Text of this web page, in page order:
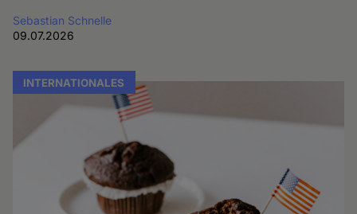
Sebastian Schnelle
09.07.2026
INTERNATIONALES